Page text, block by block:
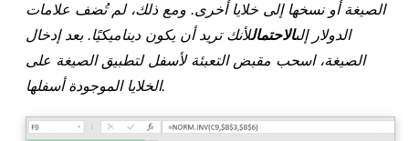
الصيغة أو نسخها إلى خلايا أخرى. ومع ذلك، لم تُضف علامات
الدولار إلىالاحتماللأنك تريد أن يكون ديناميكيًا. بعد إدخال
الصيغة، اسحب مقبض التعبئة لأسفل لتطبيق الصيغة على
الخلايا الموجودة أسفلها.